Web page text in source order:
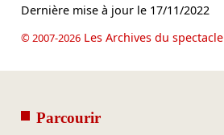
Dernière mise à jour le 17/11/2022
© 2007-2026Les Archives du spectacle
Parcourir